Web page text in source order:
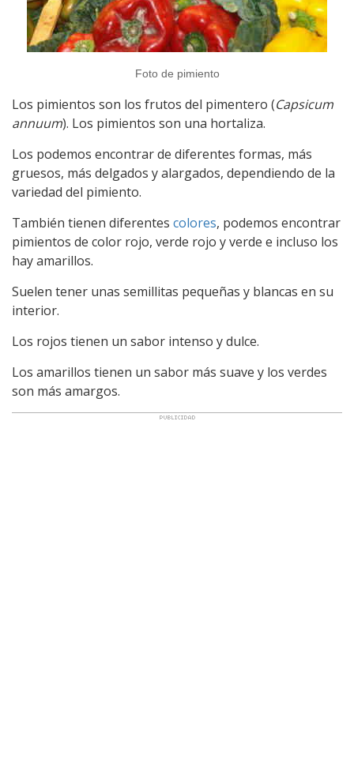
Foto de pimiento
Los pimientos son los frutos del pimentero (Capsicum
annuum). Los pimientos son una hortaliza.
Los podemos encontrar de diferentes formas, más
gruesos, más delgados y alargados, dependiendo de la
variedad del pimiento.
También tienen diferentes colores, podemos encontrar
pimientos de color rojo, verde rojo y verde e incluso los
hay amarillos.
Suelen tener unas semillitas pequeñas y blancas en su
interior.
Los rojos tienen un sabor intenso y dulce.
Los amarillos tienen un sabor más suave y los verdes
son más amargos.